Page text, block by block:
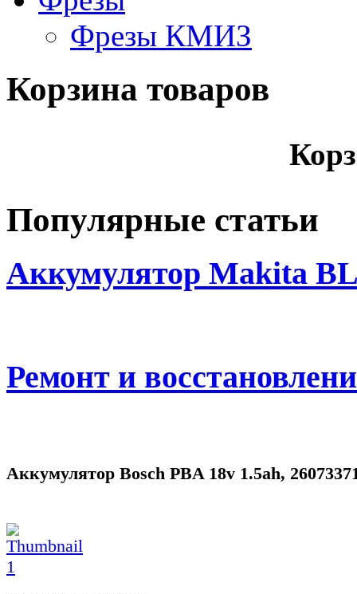
Фрезы КМИЗ
Корзина товаров
Популярные статьи
Аккумулятор Makita
Ремонт и
Аккумулятор Bosch PBA 18v 1.5ah,